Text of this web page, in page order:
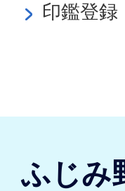
印鑑登録
ふじみ